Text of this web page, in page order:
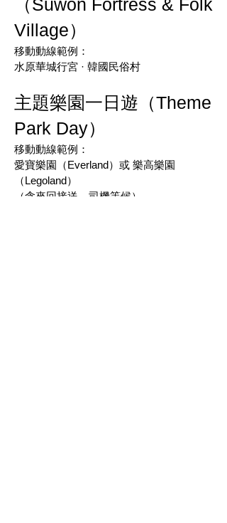
（Suwon Fortress & Folk
Village）
移動動線範例：
水原華城行宮 · 韓國民俗村
主題樂園一日遊（Theme
Park Day）
移動動線範例：
愛寶樂園（Everland）或 樂高樂園
（Legoland）
（含來回接送，司機等候）